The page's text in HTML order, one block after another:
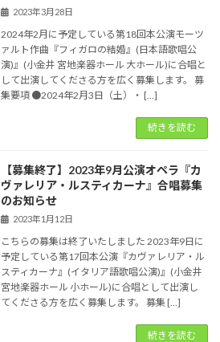
2023年3月28日
2024年2月に予定している第18回本公演モーツ
ァルト作曲『フィガロの結婚』(日本語歌唱公
演)』(小金井 宮地楽器ホール 大ホール)に合唱と
して出演してくださる方を広く募集します。 募
集要項 ●2024年2月3日（土）・ […]
続きを読む
【募集終了】2023年9月公演オペラ『カ
ヴァレリア・ルスティカーナ』合唱募集
のお知らせ
2023年1月12日
こちらの募集は終了いたしました 2023年9日に
予定している第17回本公演『カヴァレリア・ル
スティカーナ』(イタリア語歌唱公演)』(小金井
宮地楽器ホール 小ホール)に合唱として出演し
てくださる方を広く募集します。 募集 […]
続きを読む